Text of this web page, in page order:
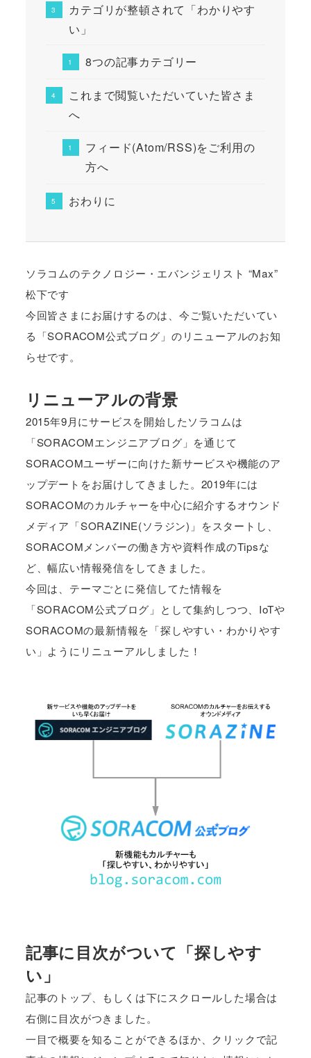
カテゴリが整頓されて「わかりやす
い」
8つの記事カテゴリー
これまで閲覧いただいていた皆さま
へ
フィード(Atom/RSS)をご利用の
方へ
おわりに
ソラコムのテクノロジー・エバンジェリスト “Max”
松下です
今回皆さまにお届けするのは、今ご覧いただいてい
る「SORACOM公式ブログ」のリニューアルのお知
らせです。
リニューアルの背景
2015年9月にサービスを開始したソラコムは
「SORACOMエンジニアブログ」を通じて
SORACOMユーザーに向けた新サービスや機能のア
ップデートをお届けしてきました。2019年には
SORACOMのカルチャーを中心に紹介するオウンド
メディア「SORAZINE(ソラジン)」をスタートし、
SORACOMメンバーの働き方や資料作成のTipsな
ど、幅広い情報発信をしてきました。
今回は、テーマごとに発信してた情報を
「SORACOM公式ブログ」として集約しつつ、IoTや
SORACOMの最新情報を「探しやすい・わかりやす
い」ようにリニューアルしました！
記事に目次がついて「探しやす
い」
記事のトップ、もしくは下にスクロールした場合は
右側に目次がつきました。
一目で概要を知ることができるほか、クリックで記